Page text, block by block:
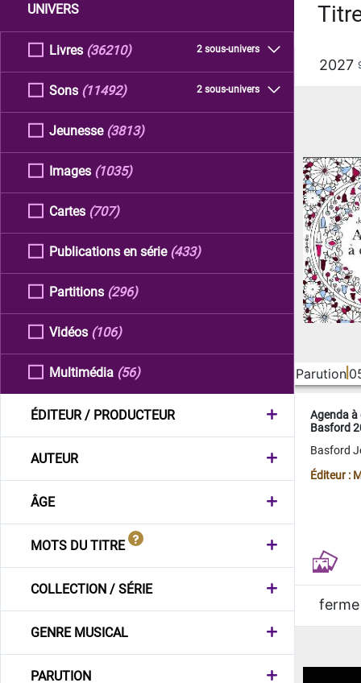
UNIVERS
Livres 2 sous-univers
(36210)
Sons 2 sous-univers
(11492)
Jeunesse (3813)
Images (1035)
Cartes (707)
Publications en série (433)
Partitions (296)
Vidéos (106)
Multimédia (56)
ÉDITEUR / PRODUCTEUR
AUTEUR
ÂGE
MOTS DU TITRE
COLLECTION / SÉRIE
GENRE MUSICAL
PARUTION
2027
Parution
Agenda
Basford
Basford
Éditeur :
ferme